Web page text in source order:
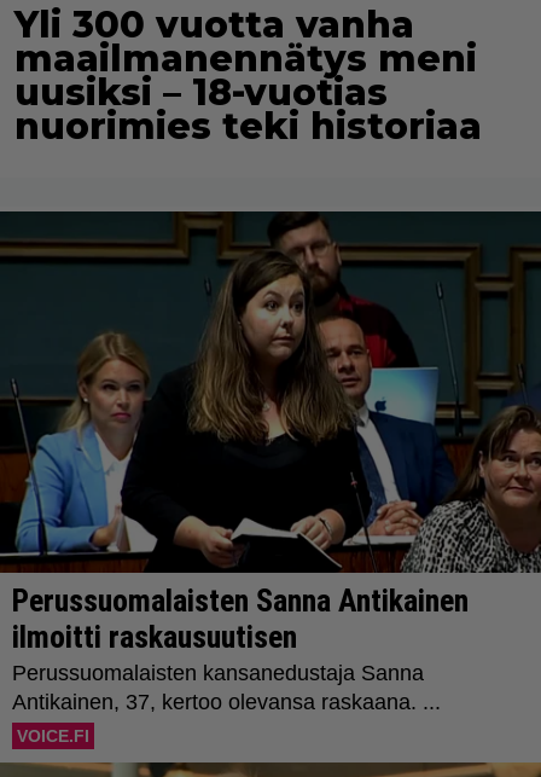
Yli 300 vuotta vanha
maailmanennätys meni
uusiksi – 18-vuotias
nuorimies teki historiaa